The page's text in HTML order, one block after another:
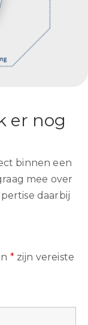
er nog
binnen een
mee over
daarbij
*zijn vereiste